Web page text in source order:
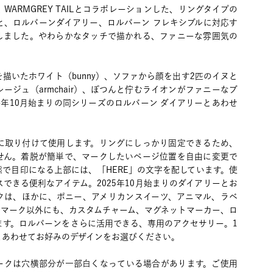
TAILとコラボレーションした、リングタイプの
、ロルバーンダイアリー、ロルバーン フレキシブルに対応す
ました。やわらかなタッチで描かれる、ファニーな雰囲気の
描いたホワイト（bunny）、ソファから顔を出す2匹のイヌと
ージュ（armchair）、ぽつんと佇むライオンがファニーなブ
10月始まりの同シリーズのロルバーン ダイアリーとあわせ
り付けて使用します。リングにしっかり固定できるため、
ん。着脱が簡単で、マークしたいページ位置を自由に変更で
目印になる上部には、「HERE」の文字を配しています。使
できる便利なアイテム。2025年10月始まりのダイアリーとお
は、ほかに、ポニー、アメリカンスイーツ、アニマル、ラベ
ーク以外にも、カスタムチャーム、マグネットマーカー、ロ
。ロルバーンをさらに活用できる、専用のアクセサリー。1
わせてお好みのデザインをお選びください。
は穴横部分が一部白くなっている場合があります。ご使用